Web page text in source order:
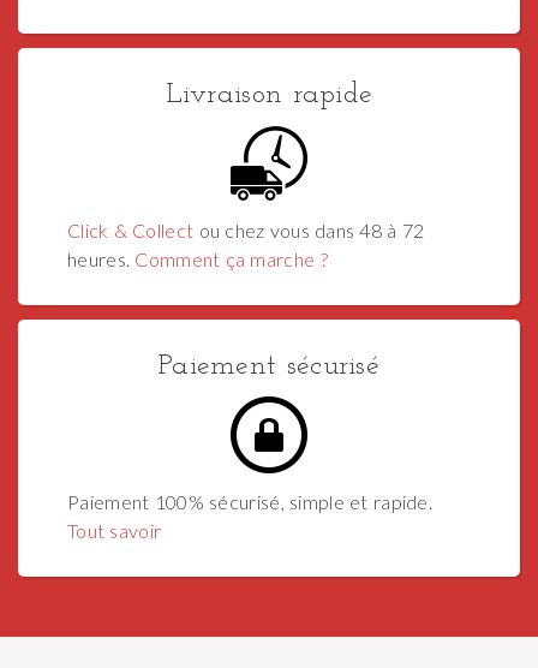
Livraison rapide
Click & Collect ou chez vous dans 48 à 72
heures. Comment ça marche ?
Paiement sécurisé
Paiement 100% sécurisé, simple et rapide.
Tout savoir